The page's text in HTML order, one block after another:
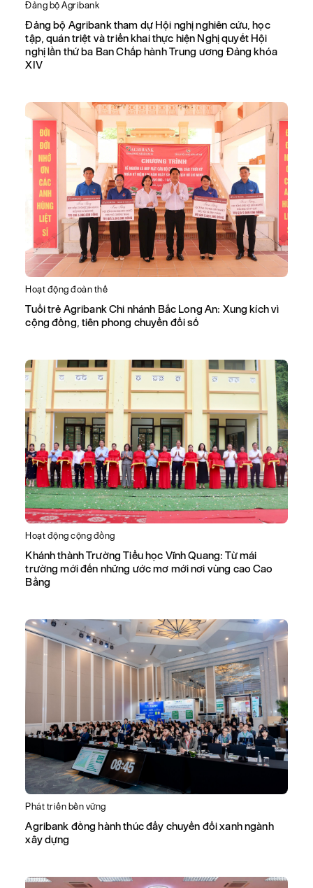
Đảng bộ Agribank
Đảng bộ Agribank tham dự Hội nghị nghiên cứu, học
tập, quán triệt và triển khai thực hiện Nghị quyết Hội
nghị lần thứ ba Ban Chấp hành Trung ương Đảng khóa
XIV
Hoạt động đoàn thể
Tuổi trẻ Agribank Chi nhánh Bắc Long An: Xung kích vì
cộng đồng, tiên phong chuyển đổi số
Hoạt động cộng đồng
Khánh thành Trường Tiểu học Vĩnh Quang: Từ mái
trường mới đến những ước mơ mới nơi vùng cao Cao
Bằng
Phát triển bền vững
Agribank đồng hành thúc đẩy chuyển đổi xanh ngành
xây dựng